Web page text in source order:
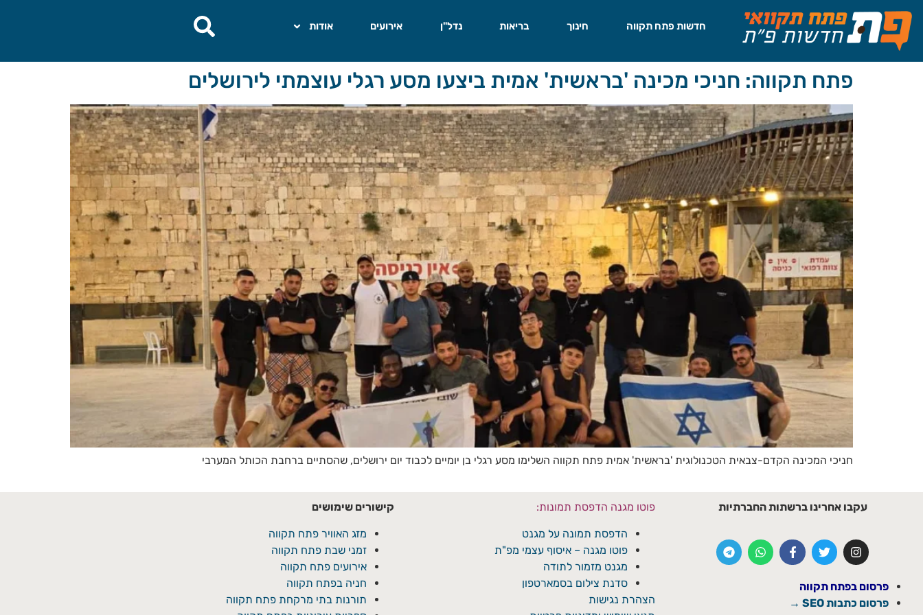
לתוכן
חדשות פתח תקווה חינוך בריאות נדל"ן אירועים אודות
פתח תקווה: חניכי מכינה 'בראשית' אמית ביצעו מסע רגלי עוצמתי לירושלים
חניכי המכינה הקדם-צבאית הטכנולוגית 'בראשית' אמית פתח תקווה השלימו מסע רגלי בן יומיים לכבוד יום ירושלים, שהסתיים ברחבת הכותל המערבי
עקבו אחרינו ברשתות החברתיות
פרסום בפתח תקווה
פרסום כתבות SEO →
פוטו מגנה הדפסת תמונות:
הדפסת תמונה על מגנט
פוטו מגנה – איסוף עצמי מפ"ת
מגנט מזמור לתודה
סדנת צילום בסמארטפון
הצהרת נגישות
קישורים שימושים
מזג האוויר פתח תקווה
זמני שבת פתח תקווה
אירועים פתח תקווה
חניה בפתח תקווה
תורנות בתי מרקחת פתח תקווה